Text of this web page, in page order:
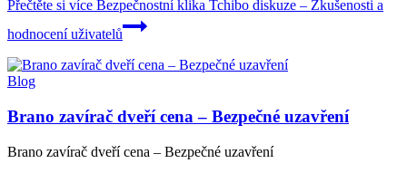
Přečtěte si více Bezpečnostní klika Tchibo diskuze – Zkušenosti a
hodnocení uživatelů
Blog
Brano zavírač dveří cena – Bezpečné uzavření
Brano zavírač dveří cena – Bezpečné uzavření